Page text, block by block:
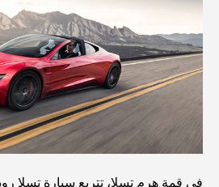
أفضل المدارس في دبي مارينا: دليل
مطاعم في دبي هيلز: أفضل أماكن
في قمة هرم تسلا، تتربع سيارة تسلا